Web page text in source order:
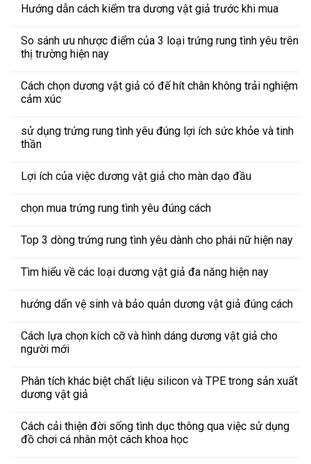
Hướng dẫn cách kiểm tra dương vật giả trước khi mua
So sánh ưu nhược điểm của 3 loại trứng rung tình yêu trên
thị trường hiện nay
Cách chọn dương vật giả có đế hít chân không trải nghiệm
cảm xúc
sử dụng trứng rung tình yêu đúng lợi ích sức khỏe và tinh
thần
Lợi ích của việc dương vật giả cho màn dạo đầu
chọn mua trứng rung tình yêu đúng cách
Top 3 dòng trứng rung tình yêu dành cho phái nữ hiện nay
Tìm hiểu về các loại dương vật giả đa năng hiện nay
hướng dẩn vệ sinh và bảo quản dương vật giả đúng cách
Cách lựa chọn kích cỡ và hình dáng dương vật giả cho
người mới
Phân tích khác biệt chất liệu silicon và TPE trong sản xuất
dương vật giả
Cách cải thiện đời sống tình dục thông qua việc sử dụng
đồ chơi cá nhân một cách khoa học